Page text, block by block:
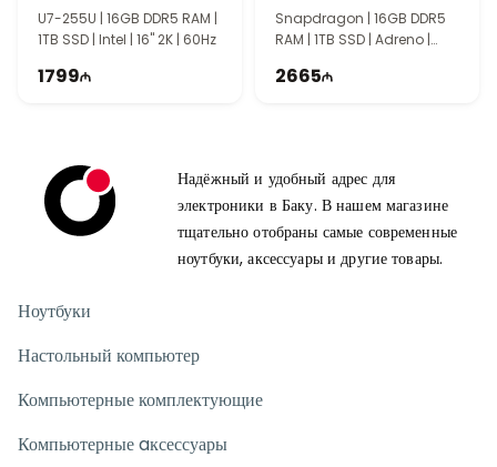
U7-255U | 16GB DDR5 RAM |
1TB SSD | Intel | 16" 2K | 60Hz
1799
90NB14Q2-M005E0
Snapdragon | 16GB DDR5
RAM | 1TB SSD | Adreno |
2665
Надёжный и удобный адрес для
электроники в Баку. В нашем магазине
тщательно отобраны самые современные
ноутбуки, аксессуары и другие товары.
Ноутбуки
Настольный компьютер
Компьютерные комплектующие
Компьютерные aксессуары